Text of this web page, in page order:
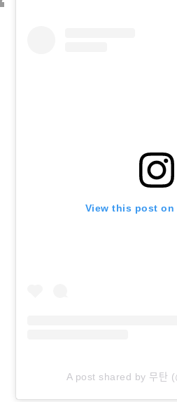
View this post on
A post shared by